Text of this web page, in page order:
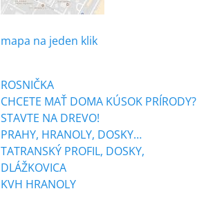
mapa na jeden klik
ROSNIČKA
CHCETE MAŤ DOMA KÚSOK PRÍRODY?
STAVTE NA DREVO!
PRAHY, HRANOLY, DOSKY…
TATRANSKÝ PROFIL, DOSKY,
DLÁŽKOVICA
KVH HRANOLY